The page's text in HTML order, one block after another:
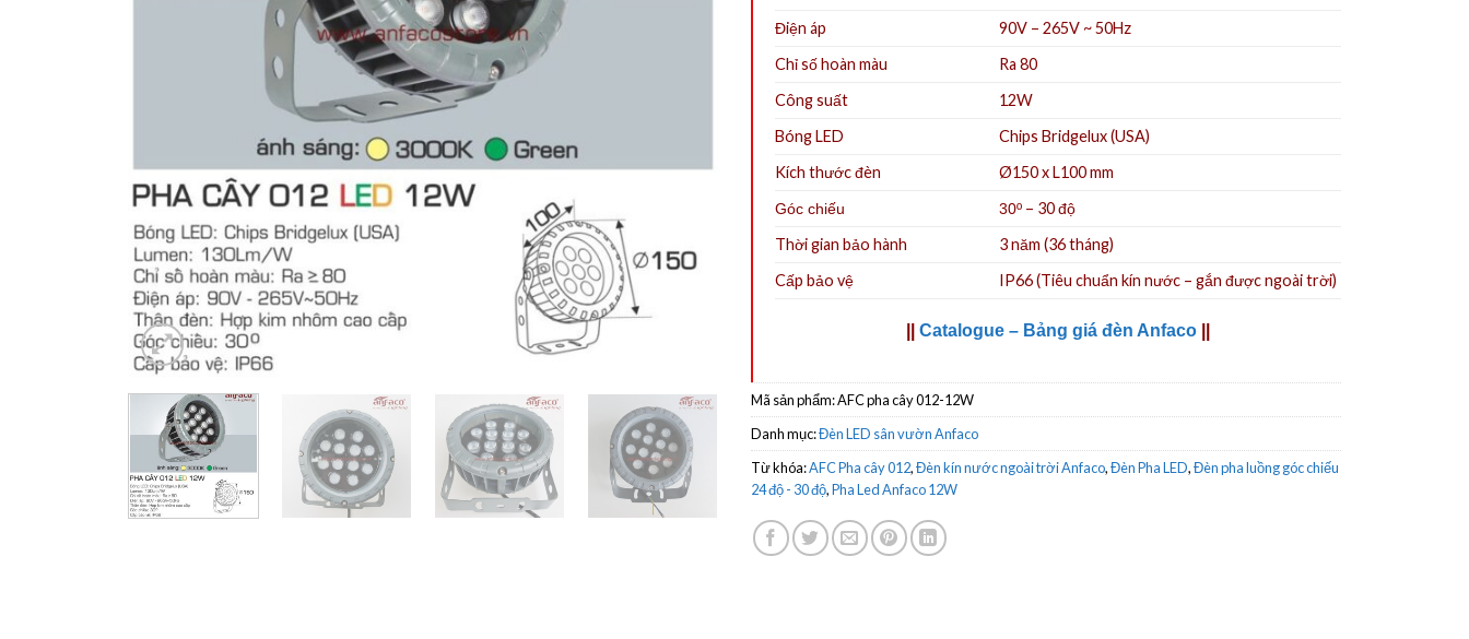
Điện áp
90V – 265V ~ 50Hz
Chỉ số hoàn màu
Ra 80
Công suất
12W
Bóng LED
Chips Bridgelux (USA)
Kích thước đèn
Ø150 x L100 mm
Góc chiếu 30º – 30 độ
Thời gian bảo hành
3 năm (36 tháng)
Cấp bảo vệ
IP66 (Tiêu chuẩn kín nước – gắn được ngoài trời)
Catalogue – Bảng giá đèn Anfaco
Mã sản phẩm:AFC pha cây 012-12W
Danh mục:Đèn LED sân vườn Anfaco
Từ khóa:AFC Pha cây 012,Đèn kín nước ngoài trời Anfaco,Đèn Pha LED,Đèn pha luồng góc chiếu
24 độ - 30 độ,Pha Led Anfaco 12W